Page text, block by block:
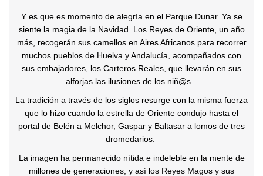
Y es que es momento de alegría en el Parque Dunar. Ya se
siente la magia de la Navidad. Los Reyes de Oriente, un año
más, recogerán sus camellos en Aires Africanos para recorrer
muchos pueblos de Huelva y Andalucía, acompañados con
sus embajadores, los Carteros Reales, que llevarán en sus
alforjas las ilusiones de los niñ@s.
La tradición a través de los siglos resurge con la misma fuerza
que lo hizo cuando la estrella de Oriente condujo hasta el
portal de Belén a Melchor, Gaspar y Baltasar a lomos de tres
dromedarios.
La imagen ha permanecido nítida e indeleble en la mente de
millones de generaciones, y así los Reyes Magos y sus